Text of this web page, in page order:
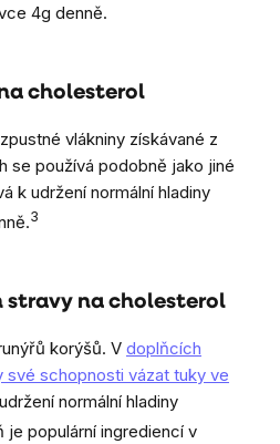
4g denně.
cholesterol
vlákniny získávané z
se používá podobně jako jiné
k udržení normální hladiny
3
stravy na cholesterol
korýšů. V doplňcích
své schopnosti vázat tuky ve
normální hladiny
je populární ingrediencí v